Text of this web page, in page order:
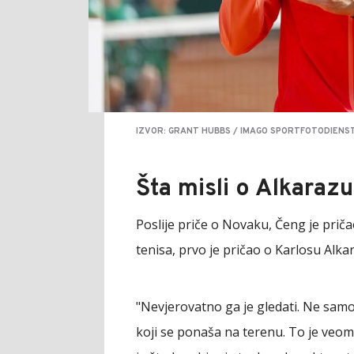
IZVOR: GRANT HUBBS / IMAGO
Šta misli o
Poslije priče o Novaku, Čeng je
tenisa, prvo je pričao o Karlosu
"Nevjerovatno ga je gledati. Ne
koji se ponaša na terenu. To je